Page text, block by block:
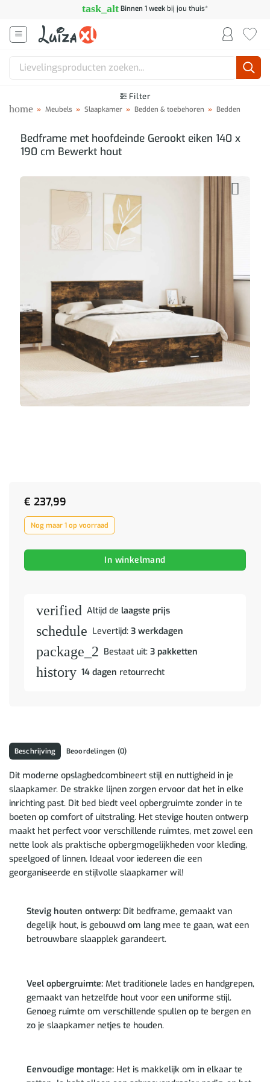
inhoud
task_alt Binnen 1 weekbij jou thuis*
Zoeken
Filter
home » Meubels » Slaapkamer » Bedden & toebehoren » Bedden
Bedframe met hoofdeinde Gerookt eiken 140 x
190 cm Bewerkt hout
€ 237,99
Nog maar 1 op voorraad
In winkelmand
verified Altijd de laagste prijs
schedule Levertijd: 3 werkdagen
package_2 Bestaat uit: 3 pakketten
history 14 dagen retourrecht
Beschrijving Beoordelingen (0)
Dit moderne opslagbedcombineert stijl en nuttigheid in je
slaapkamer. De strakke lijnen zorgen ervoor dat het in elke
inrichting past. Dit bed biedt veel opbergruimte zonder in te
boeten op comfort of uitstraling. Het stevige houten ontwerp
maakt het perfect voor verschillende ruimtes, met zowel een
nette look als praktische opbergmogelijkheden voor kleding,
speelgoed of linnen. Ideaal voor iedereen die een
georganiseerde en stijlvolle slaapkamer wil!
Stevig houten ontwerp:Dit bedframe, gemaakt van
degelijk hout, is gebouwd om lang mee te gaan, wat een
betrouwbare slaapplek garandeert.
Veel opbergruimte:Met traditionele lades en handgrepen,
gemaakt van hetzelfde hout voor een uniforme stijl.
Genoeg ruimte om verschillende spullen op te bergen en
zo je slaapkamer netjes te houden.
Eenvoudige montage:Het is makkelijk om in elkaar te